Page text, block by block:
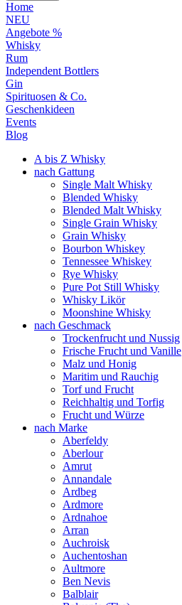
Home
NEU
Angebote %
Whisky
Rum
Independent Bottlers
Gin
Spirituosen & Co.
Geschenkideen
Events
Blog
A bis Z Whisky
nach Gattung
Single Malt Whisky
Blended Whisky
Blended Malt Whisky
Single Grain Whisky
Grain Whisky
Bourbon Whiskey
Tennessee Whiskey
Rye Whisky
Pure Pot Still Whisky
Whisky Likör
Moonshine Whisky
nach Geschmack
Trockenfrucht und Nussig
Frische Frucht und Vanille
Malz und Honig
Maritim und Rauchig
Torf und Frucht
Reichhaltig und Torfig
Frucht und Würze
nach Marke
Aberfeldy
Aberlour
Amrut
Annandale
Ardbeg
Ardmore
Ardnahoe
Arran
Auchroisk
Auchentoshan
Aultmore
Ben Nevis
Balblair